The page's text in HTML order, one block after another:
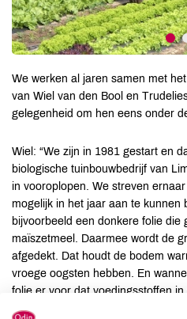
We werken al jaren samen met
van Wiel van den Bool en
gelegenheid om hen eens onder
Wiel: “We zijn in 1981 gestart en
biologische tuinbouwbedrijf van
in vooroplopen. We streven
mogelijk in het jaar aan te kunnen
bijvoorbeeld een donkere folie die
maïszetmeel. Daarmee wordt de
afgedekt. Dat houdt de bodem
vroege oogsten hebben. En
folie er voor dat voedingsstoffen in
Door de folie groeit er ook geen